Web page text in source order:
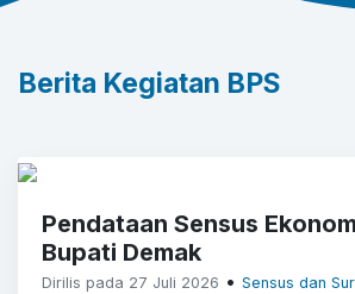
Berita Kegiatan BPS
Pendataan Sensus
Bupati Demak
Dirilis pada 27 Juli 2026 • Sensus dan